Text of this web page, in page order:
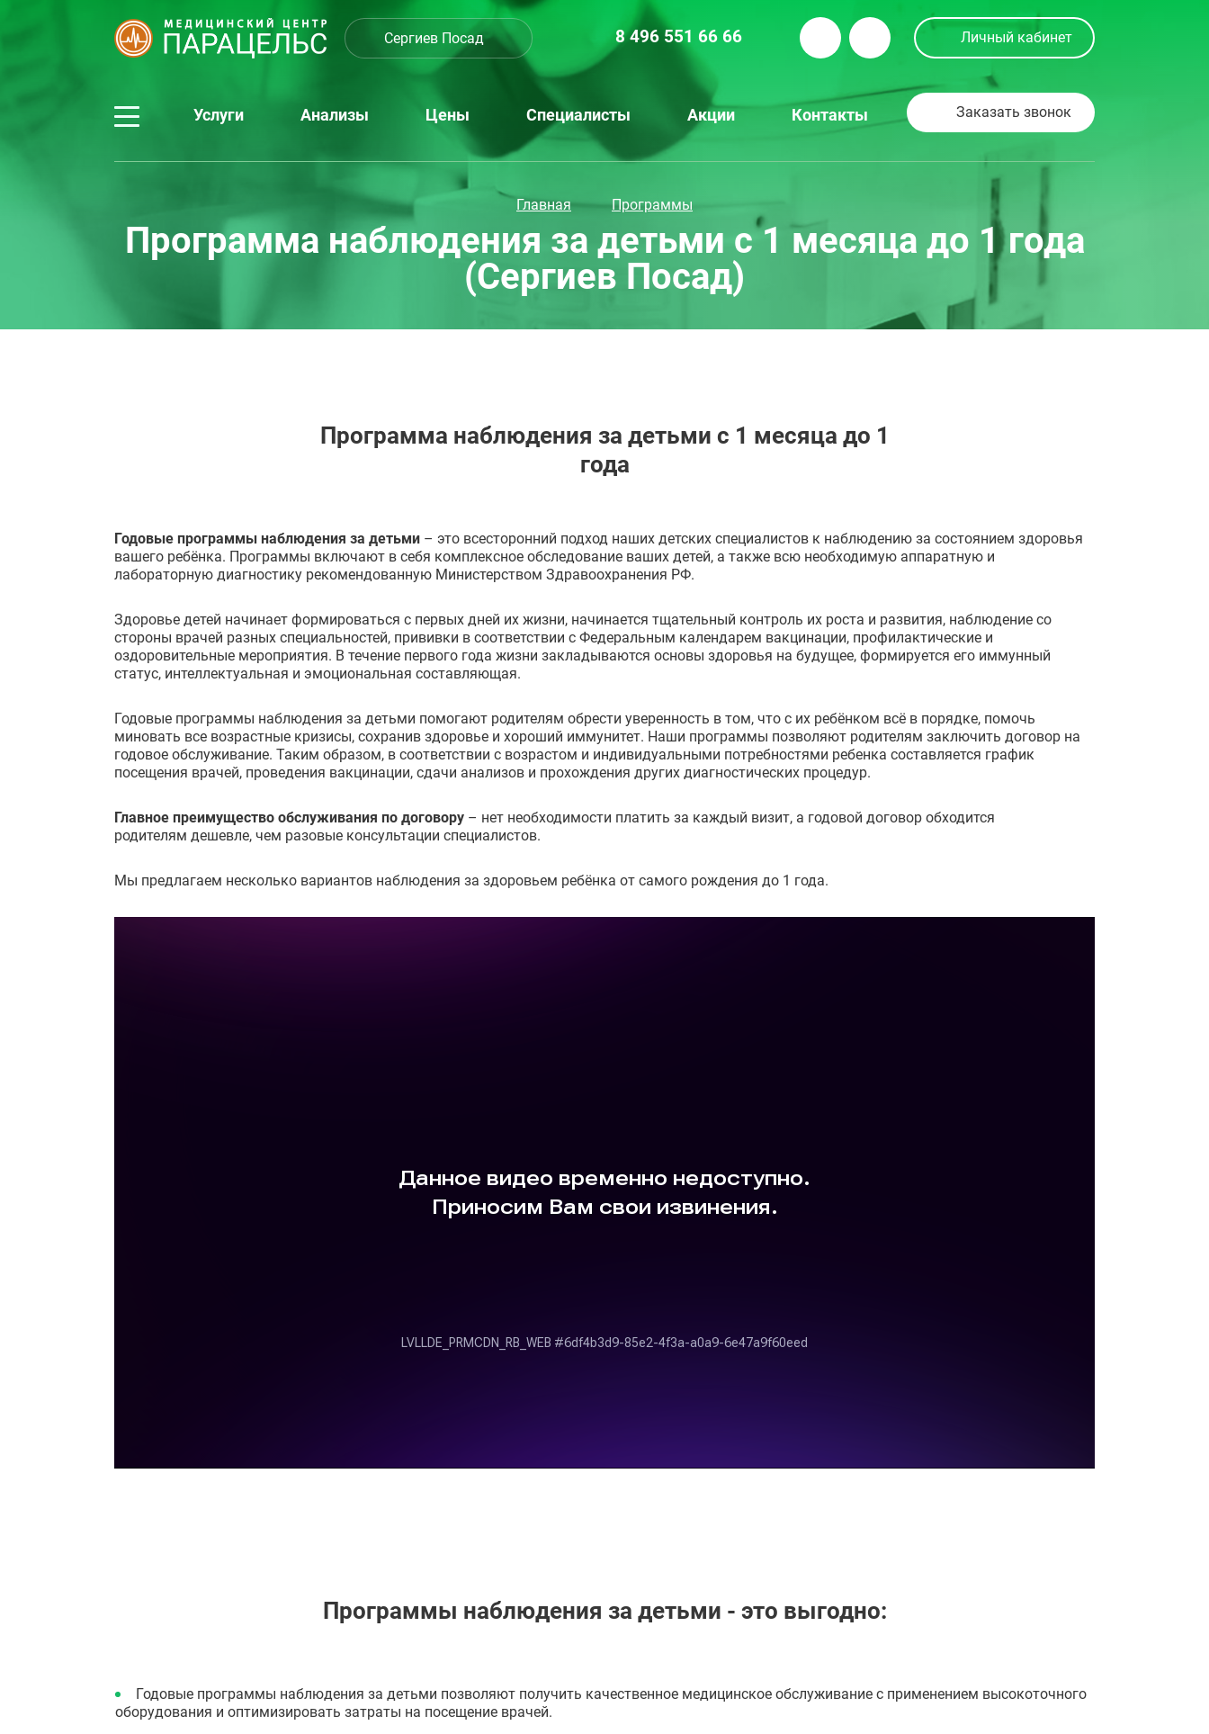
Сергиев Посад 8 496 551 66 66 Личный кабинет
Услуги Анализы Цены Специалисты Акции Контакты Заказать звонок
Главная Программы
Программа наблюдения за детьми с 1 месяца до 1 года
(Сергиев Посад)
Программа наблюдения за детьми с 1 месяца до 1
года
Годовые программы наблюдения за детьми – это всесторонний подход наших детских специалистов к наблюдению за состоянием здоровья
вашего ребёнка. Программы включают в себя комплексное обследование ваших детей, а также всю необходимую аппаратную и
лабораторную диагностику рекомендованную Министерством Здравоохранения РФ.
Здоровье детей начинает формироваться с первых дней их жизни, начинается тщательный контроль их роста и развития, наблюдение со
стороны врачей разных специальностей, прививки в соответствии с Федеральным календарем вакцинации, профилактические и
оздоровительные мероприятия. В течение первого года жизни закладываются основы здоровья на будущее, формируется его иммунный
статус, интеллектуальная и эмоциональная составляющая.
Годовые программы наблюдения за детьми помогают родителям обрести уверенность в том, что с их ребёнком всё в порядке, помочь
миновать все возрастные кризисы, сохранив здоровье и хороший иммунитет. Наши программы позволяют родителям заключить договор на
годовое обслуживание. Таким образом, в соответствии с возрастом и индивидуальными потребностями ребенка составляется график
посещения врачей, проведения вакцинации, сдачи анализов и прохождения других диагностических процедур.
Главное преимущество обслуживания по договору – нет необходимости платить за каждый визит, а годовой договор обходится
родителям дешевле, чем разовые консультации специалистов.
Мы предлагаем несколько вариантов наблюдения за здоровьем ребёнка от самого рождения до 1 года.
Программы наблюдения за детьми - это выгодно:
Годовые программы наблюдения за детьми позволяют получить качественное медицинское обслуживание с применением высокоточного
оборудования и оптимизировать затраты на посещение врачей.